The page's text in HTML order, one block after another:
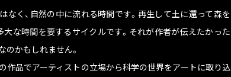
なく、自然の中に流れる時間です。再生して土に還って森を
大な時間を要するサイクルです。それが作者が伝えたかった
のかもしれません。
作品でアーティストの立場から科学の世界をアートに取り込